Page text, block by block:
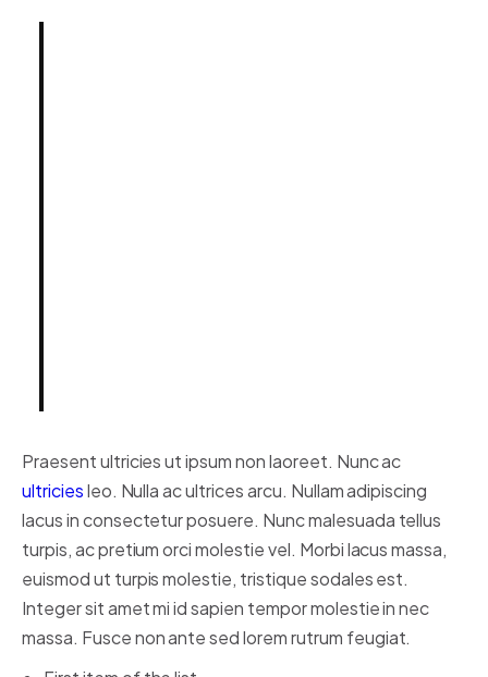
Praesent ultricies ut ipsum non laoreet. Nunc ac
ultriciesleo. Nulla ac ultrices arcu. Nullam adipiscing
lacus in consectetur posuere. Nunc malesuada tellus
turpis, ac pretium orci molestie vel. Morbi lacus massa,
euismod ut turpis molestie, tristique sodales est.
Integer sit amet mi id sapien tempor molestie in nec
massa. Fusce non ante sed lorem rutrum feugiat.